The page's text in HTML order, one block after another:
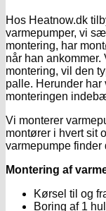
Hos Heatnow.dk
varmepumper, vi
montering, har
når han
montering, vil den
palle. Herunder har
monteringen
Vi monterer
montører i hvert sit
varmepumpe finder
Montering af
Kørsel til og
Boring af 1